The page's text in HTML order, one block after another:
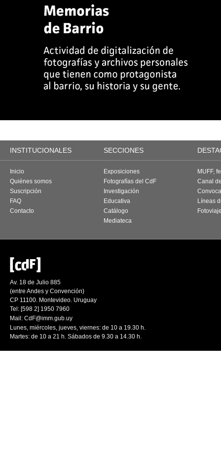
INSTITUCIONALES SECCIONES
Inicio
Quiénes somos
Suscripción
FAQ
Contacto
Exposiciones
Fotografías del CdF
Investigación
Educativa
Catálogo
Mediateca
MUFF,
Canal
Líneas
Av. 18 de Julio 885
(entre Andes y Convención)
CP 11100. Montevideo. Uruguay
Tel: [598 2] 1950 7960
Mail: CdF@imm.gub.uy
Lunes, miércoles, jueves, viernes: de 10 a 19.30 h.
Martes: de 10 a 21 h. Sábados de 9.30 a 14.30 h.